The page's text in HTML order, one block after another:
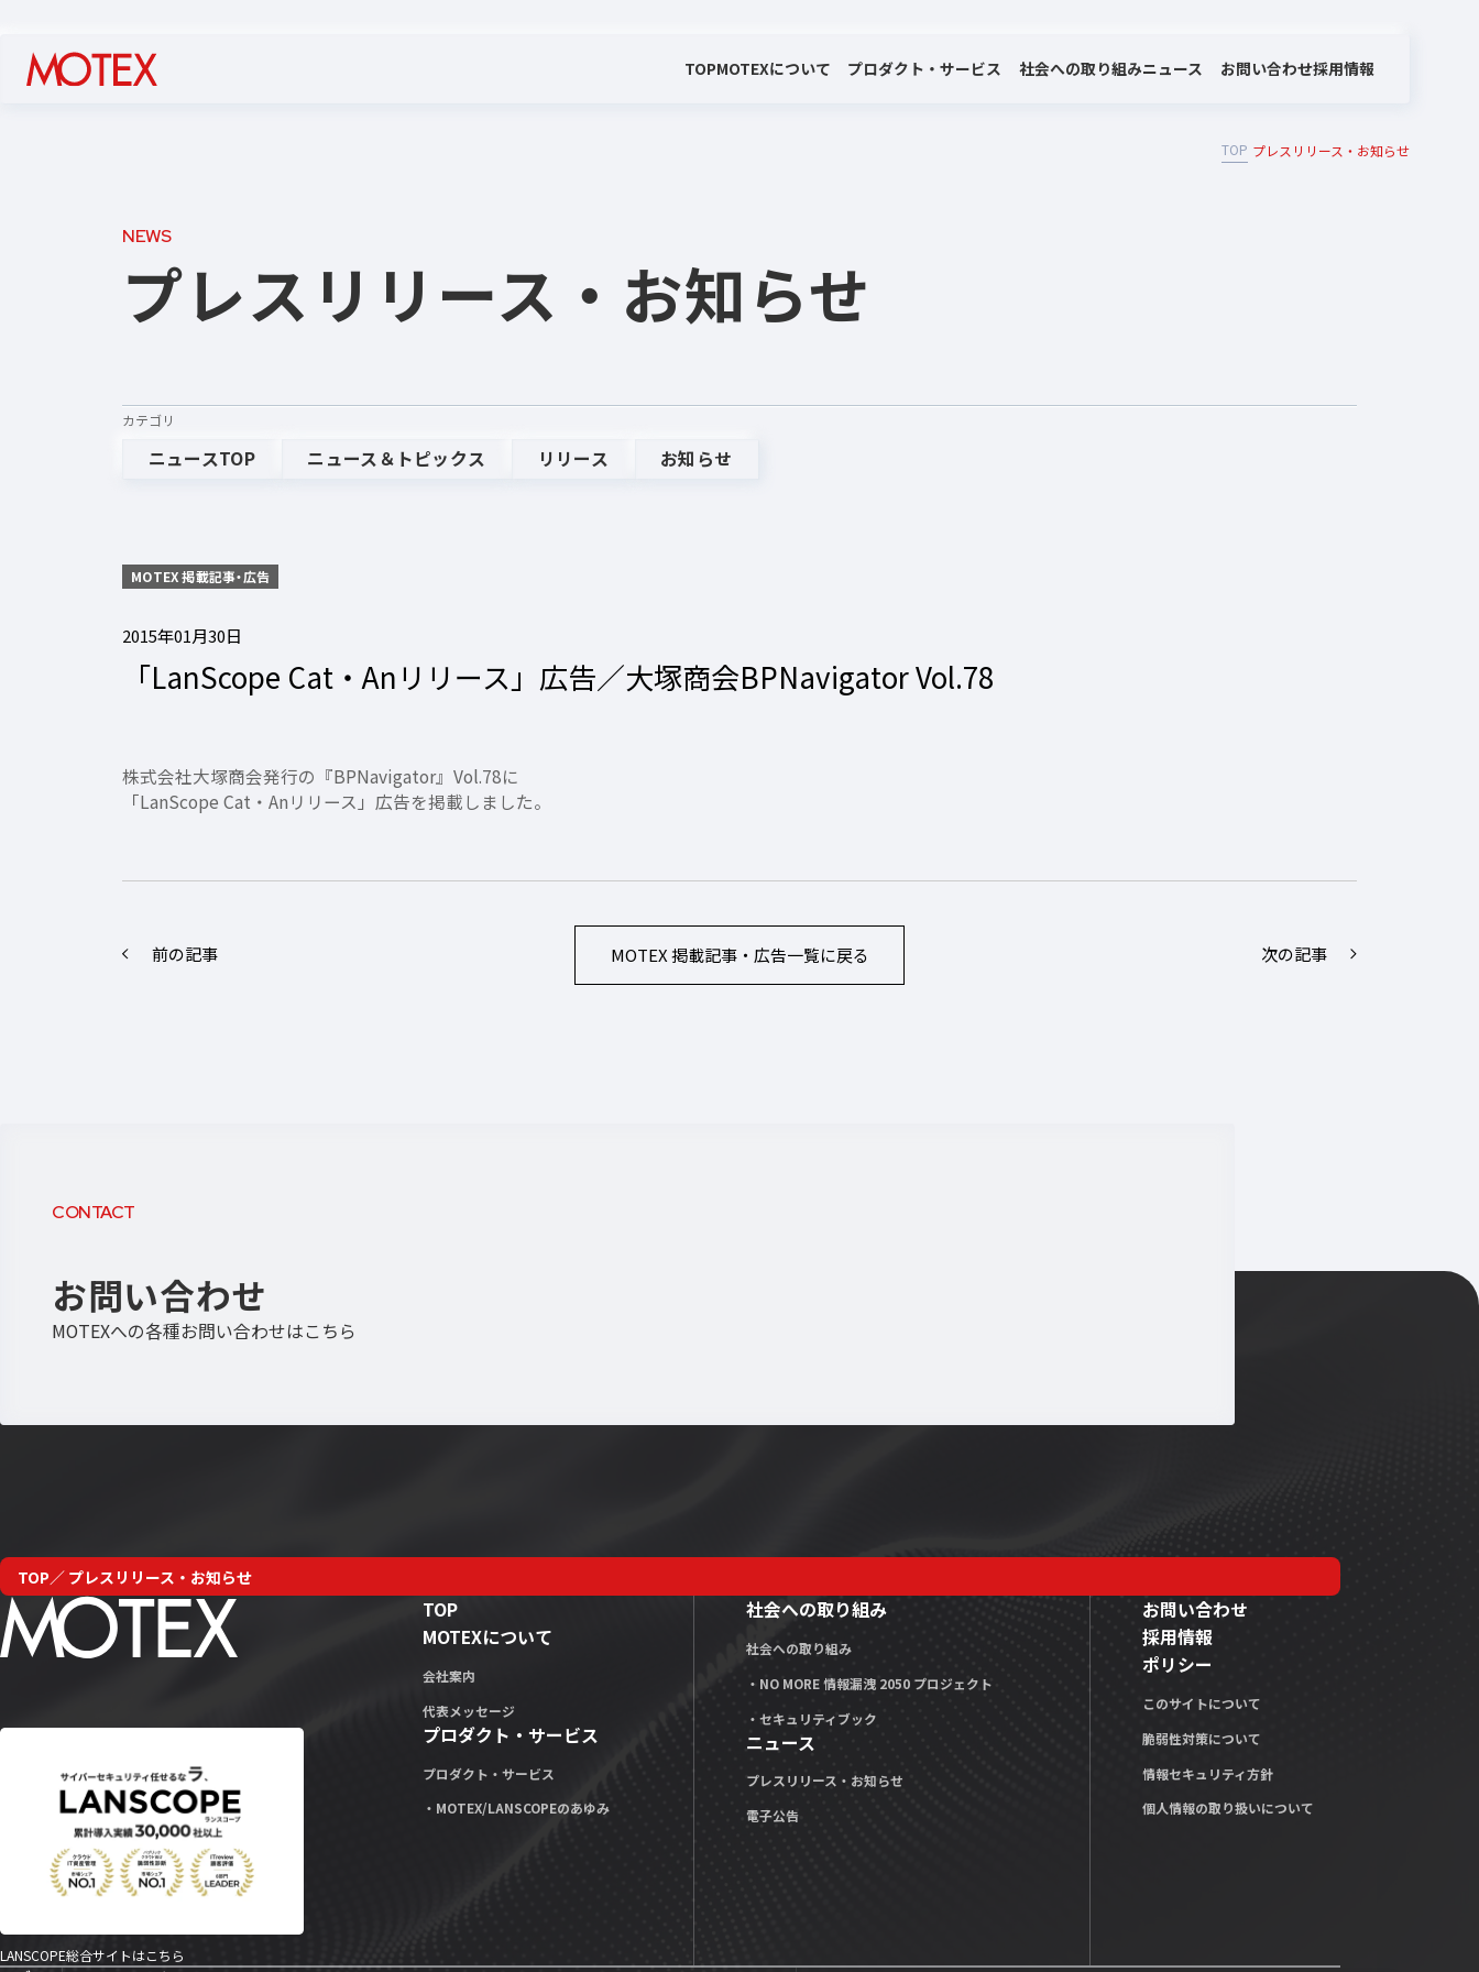
TOPMOTEXについて プロダクト・サービス
MOTEX/LANSCOPEのあゆみ
社会への取り組みニュース お問い合わせ採用情報
TOP プレスリリース・お知らせ
NEWS
プレスリリース ・お知らせ
カテゴリ
ニュースTOP ニュース＆トピックス リリース お知らせ
MOTEX 掲載記事・広告
2015年01月30日
「LanScope Cat・Anリリース」広告／大塚商会BPNavigator Vol.78
株式会社大塚商会発行の『BPNavigator』Vol.78に
「LanScope Cat・Anリリース」広告を掲載しました。
前の記事 MOTEX 掲載記事・広告一覧に戻る 次の記事
CONTACT
お問い合わせ
MOTEXへの各種お問い合わせはこちら
TOP プレスリリース・お知らせ
LANSCOPE総合サイトはこちら
TOP
MOTEXについて
会社案内
代表メッセージ
プロダクト・サービス
プロダクト・サービス
・MOTEX/LANSCOPEのあゆみ
社会への取り組み
社会への取り組み
・NO MORE 情報漏洩 2050 プロジェクト
・セキュリティブック
ニュース
プレスリリース・お知らせ
電子公告
お問い合わせ
採用情報
ポリシー
このサイトについて
脆弱性対策について
情報セキュリティ方針
個人情報の取り扱いについて